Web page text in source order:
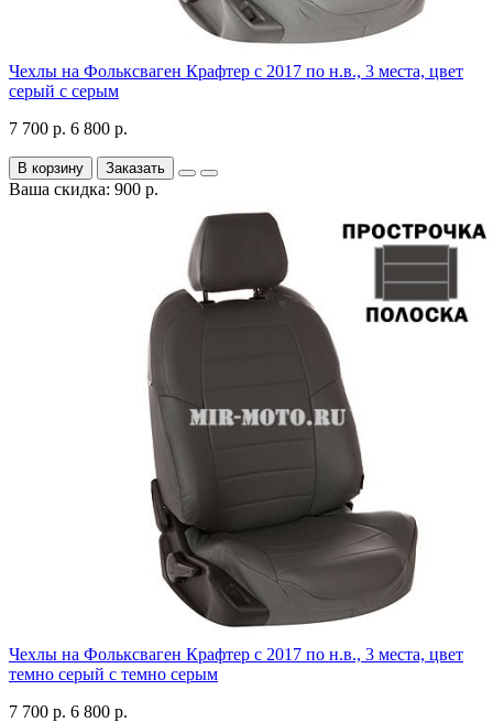
Чехлы на Фольксваген Крафтер с 2017 по н.в., 3 места, цвет
серый с серым
7 700 р. 6 800 р.
В корзину Заказать
Ваша скидка: 900 р.
Чехлы на Фольксваген Крафтер с 2017 по н.в., 3 места, цвет
темно серый с темно серым
7 700 р. 6 800 р.